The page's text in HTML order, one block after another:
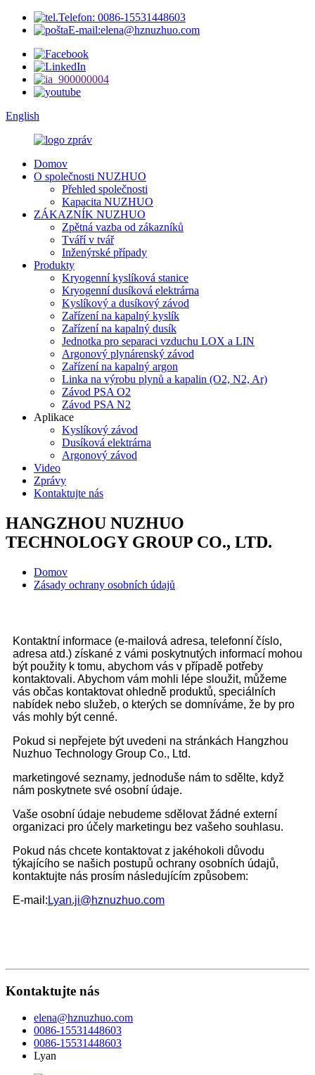
Telefon: 0086-15531448603
E-mail:elena@hznuzhuo.com
English
Domov
O společnosti NUZHUO
Přehled společnosti
Kapacita NUZHUO
ZÁKAZNÍK NUZHUO
Zpětná vazba od zákazníků
Tváří v tvář
Inženýrské případy
Produkty
Kryogenní kyslíková stanice
Kryogenní dusíková elektrárna
Kyslíkový a dusíkový závod
Zařízení na kapalný kyslík
Zařízení na kapalný dusík
Jednotka pro separaci vzduchu LOX a LIN
Argonový plynárenský závod
Zařízení na kapalný argon
Linka na výrobu plynů a kapalin (O2, N2, Ar)
Závod PSA O2
Závod PSA N2
Aplikace
Kyslíkový závod
Dusíková elektrárna
Argonový závod
Video
Zprávy
Kontaktujte nás
HANGZHOU NUZHUO
TECHNOLOGY GROUP CO., LTD.
Domov
Zásady ochrany osobních údajů
Kontaktní informace (e-mailová adresa, telefonní číslo,
adresa atd.) získané z vámi poskytnutých informací mohou
být použity k tomu, abychom vás v případě potřeby
kontaktovali. Abychom vám mohli lépe sloužit, můžeme
vás občas kontaktovat ohledně produktů, speciálních
nabídek nebo služeb, o kterých se domníváme, že by pro
vás mohly být cenné.
Pokud si nepřejete být uvedeni na stránkách Hangzhou
Nuzhuo Technology Group Co., Ltd.
marketingové seznamy, jednoduše nám to sdělte, když
nám poskytnete své osobní údaje.
Vaše osobní údaje nebudeme sdělovat žádné externí
organizaci pro účely marketingu bez vašeho souhlasu.
Pokud nás chcete kontaktovat z jakéhokoli důvodu
týkajícího se našich postupů ochrany osobních údajů,
kontaktujte nás prosím následujícím způsobem:
E-mail: Lyan.ji@hznuzhuo.com
Kontaktujte nás
elena@hznuzhuo.com
0086-15531448603
0086-15531448603
Lyan